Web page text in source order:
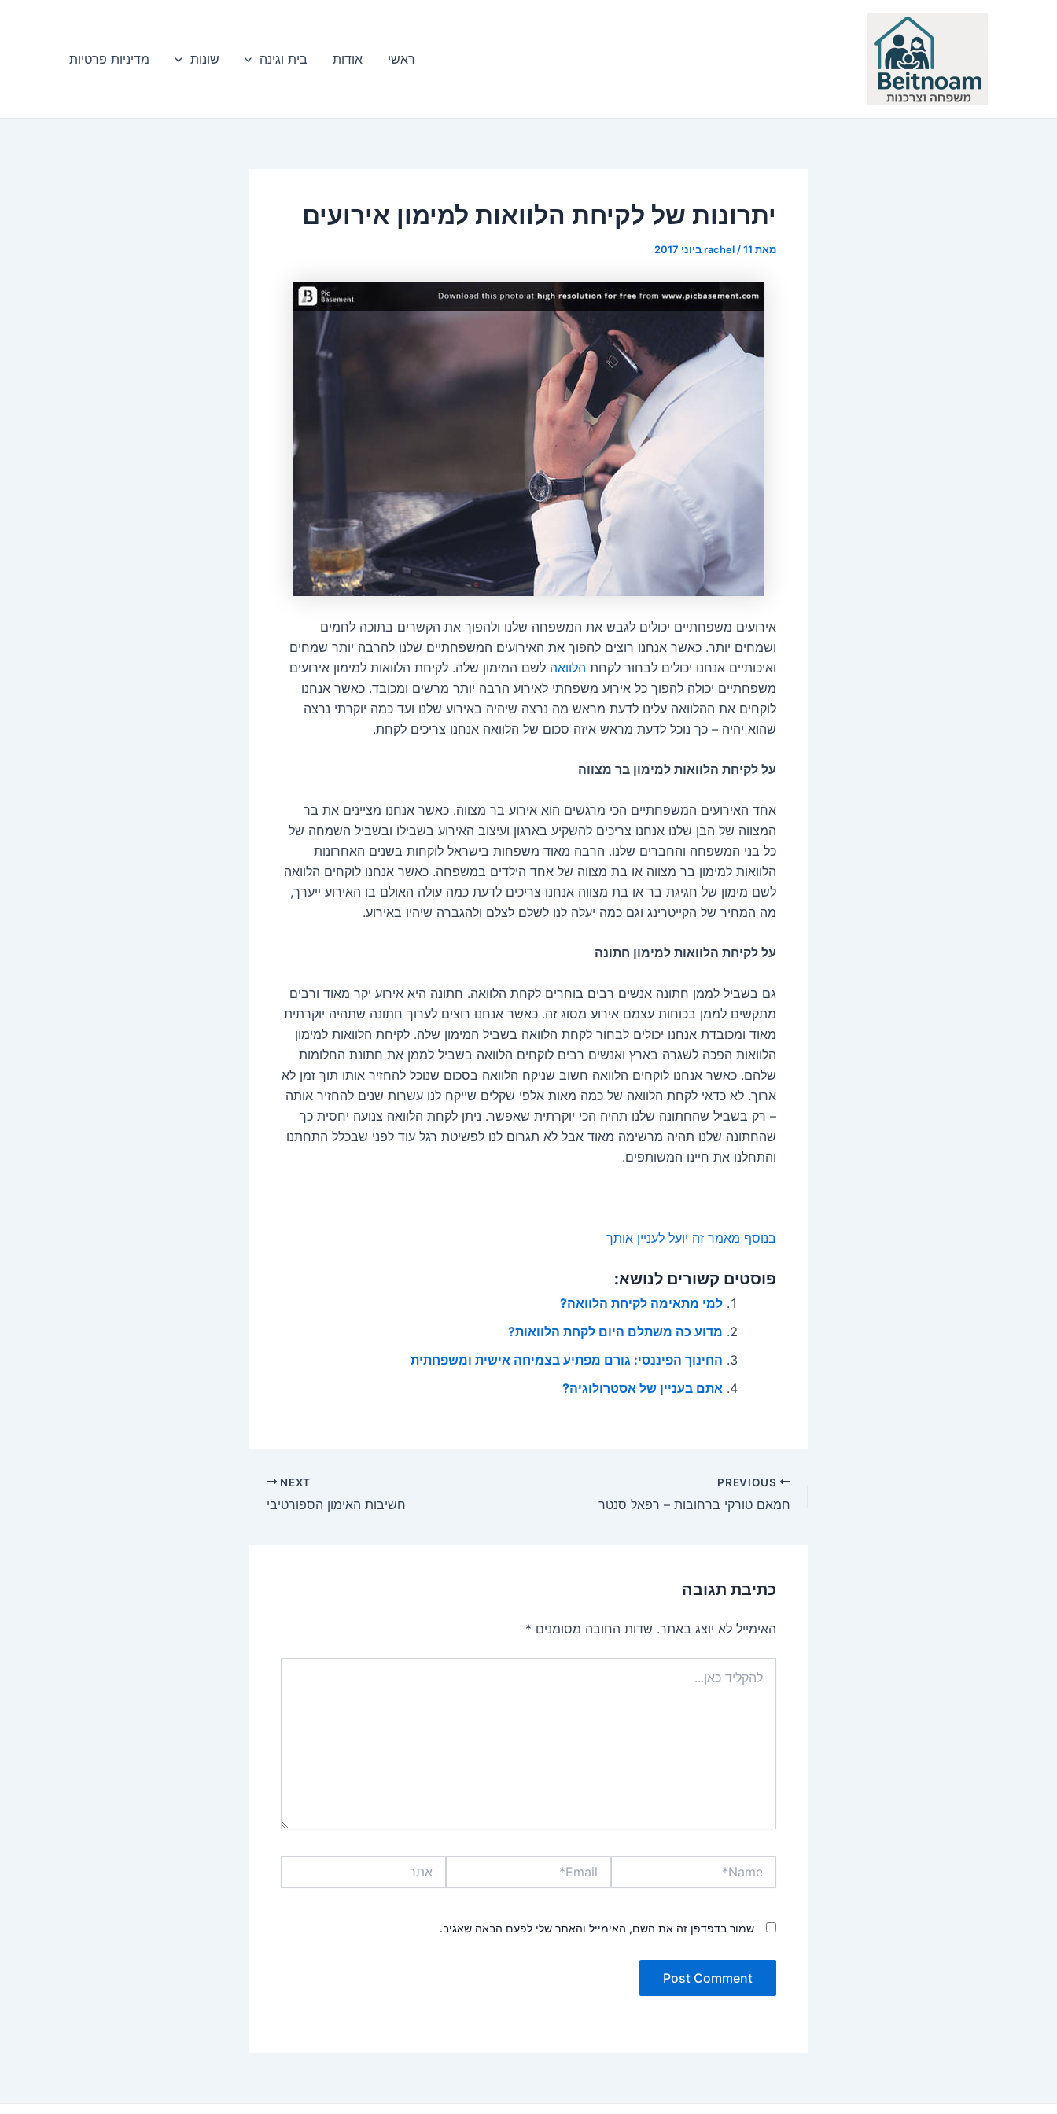
ראשי
אודות בית וגינה שונות מדיניות פרטיות
יתרונות של לקיחת הלוואות למימון אירועים
מאת rachel /11 ביוני 2017
אירועים משפחתיים יכולים לגבש את המשפחה שלנו ולהפוך את הקשרים בתוכה לחמים
ושמחים יותר. כאשר אנחנו רוצים להפוך את האירועים המשפחתיים שלנו להרבה יותר שמחים
ואיכותיים אנחנו יכולים לבחור לקחת הלוואה לשם המימון שלה. לקיחת הלוואות למימון אירועים
משפחתיים יכולה להפוך כל אירוע משפחתי לאירוע הרבה יותר מרשים ומכובד. כאשר אנחנו
לוקחים את ההלוואה עלינו לדעת מראש מה נרצה שיהיה באירוע שלנו ועד כמה יוקרתי נרצה
שהוא יהיה – כך נוכל לדעת מראש איזה סכום של הלוואה אנחנו צריכים לקחת.
על לקיחת הלוואות למימון בר מצווה
אחד האירועים המשפחתיים הכי מרגשים הוא אירוע בר מצווה. כאשר אנחנו מציינים את בר
המצווה של הבן שלנו אנחנו צריכים להשקיע בארגון ועיצוב האירוע בשבילו ובשביל השמחה של
כל בני המשפחה והחברים שלנו. הרבה מאוד משפחות בישראל לוקחות בשנים האחרונות
הלוואות למימון בר מצווה או בת מצווה של אחד הילדים במשפחה. כאשר אנחנו לוקחים הלוואה
לשם מימון של חגיגת בר או בת מצווה אנחנו צריכים לדעת כמה עולה האולם בו האירוע ייערך,
מה המחיר של הקייטרינג וגם כמה יעלה לנו לשלם לצלם ולהגברה שיהיו באירוע.
על לקיחת הלוואות למימון חתונה
גם בשביל לממן חתונה אנשים רבים בוחרים לקחת הלוואה. חתונה היא אירוע יקר מאוד ורבים
מתקשים לממן בכוחות עצמם אירוע מסוג זה. כאשר אנחנו רוצים לערוך חתונה שתהיה יוקרתית
מאוד ומכובדת אנחנו יכולים לבחור לקחת הלוואה בשביל המימון שלה. לקיחת הלוואות למימון
הלוואות הפכה לשגרה בארץ ואנשים רבים לוקחים הלוואה בשביל לממן את חתונת החלומות
שלהם. כאשר אנחנו לוקחים הלוואה חשוב שניקח הלוואה בסכום שנוכל להחזיר אותו תוך זמן לא
ארוך. לא כדאי לקחת הלוואה של כמה מאות אלפי שקלים שייקח לנו עשרות שנים להחזיר אותה
– רק בשביל שהחתונה שלנו תהיה הכי יוקרתית שאפשר. ניתן לקחת הלוואה צנועה יחסית כך
שהחתונה שלנו תהיה מרשימה מאוד אבל לא תגרום לנו לפשיטת רגל עוד לפני שבכלל התחתנו
והתחלנו את חיינו המשותפים.
בנוסף מאמר זה יועל לעניין אותך
פוסטים קשורים לנושא:
למי מתאימה לקיחת הלוואה?
מדוע כה משתלם היום לקחת הלוואות?
החינוך הפיננסי: גורם מפתיע בצמיחה אישית ומשפחתית
אתם בעניין של אסטרולוגיה?
Post
navigation
חמאם טורקי ברחובות – רפאל סנטר
NEXT
חשיבות האימון הספורטיבי
כתיבת תגובה
האימייל לא יוצג באתר. שדות החובה מסומנים *
כאן...
שמור בדפדפן זה את השם, האימייל והאתר שלי לפעם הבאה שאגיב.